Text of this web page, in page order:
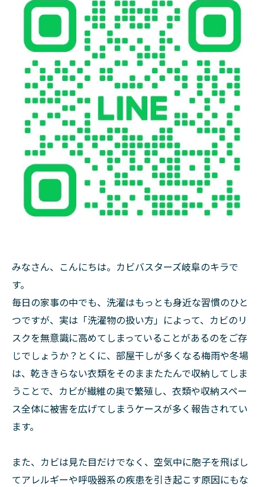
みなさん、こんにちは。カビバスターズ岐阜のキラで
す。
毎日の家事の中でも、洗濯はもっとも身近な習慣のひと
つですが、実は「洗濯物の扱い方」によって、カビのリ
スクを無意識に高めてしまっていることがあるのをご存
じでしょうか？とくに、部屋干しが多くなる梅雨や冬場
は、乾ききらない衣類をそのままたたんで収納してしま
うことで、カビが繊維の奥で繁殖し、衣類や収納スペー
ス全体に被害を広げてしまうケースが多く報告されてい
ます。
また、カビは見た目だけでなく、空気中に胞子を飛ばし
てアレルギーや呼吸器系の疾患を引き起こす原因にもな